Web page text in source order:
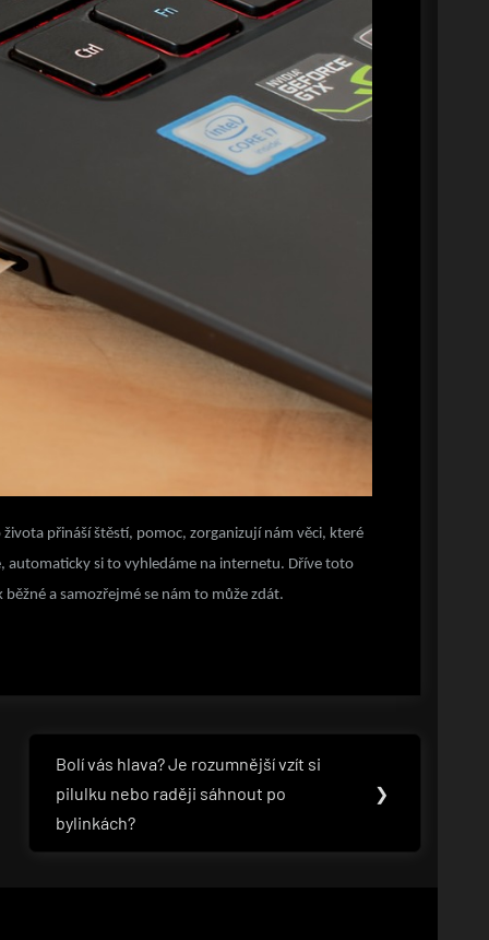
přináší štěstí, pomoc, zorganizují nám věci, které
automaticky si to vyhledáme na internetu. Dříve toto
a samozřejmé se nám to může zdát.
Next
Post:
Bolí vás hlava? Je rozumnější vzít si
pilulku nebo raději sáhnout po
bylinkách?
❯